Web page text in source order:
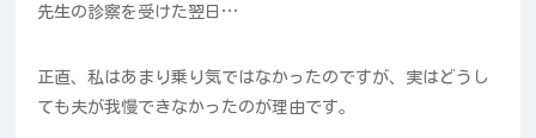
先生の診察を受けた翌日…
正直、私はあまり乗り気ではなかったのですが、実はどうし
ても夫が我慢できなかったのが理由です。